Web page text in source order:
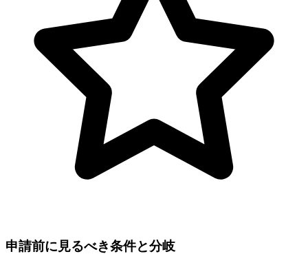
申請前に見るべき条件と分岐